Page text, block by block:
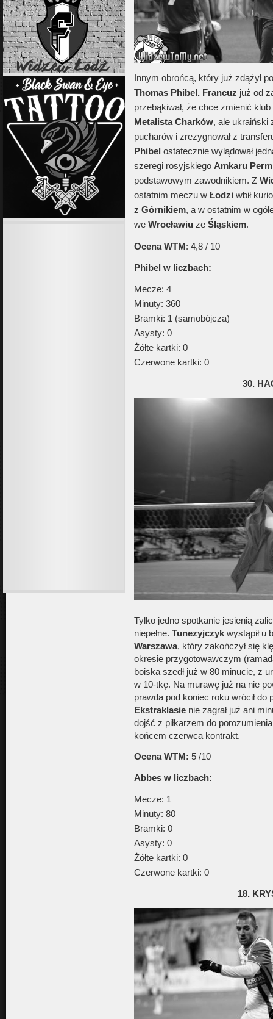
Innym obrońcą, który już zdążył
Thomas Phibel. Francuz już od
przebąkiwał, że chce zmienić
Metalista Charków, ale ukraiński
pucharów i zrezygnował z
Phibel ostatecznie wylądował
szeregi rosyjskiego Amkaru Perm
podstawowym zawodnikiem. Z
ostatnim meczu w Łodzi wbił
z Górnikiem, a w ostatnim w
we Wrocławiu ze Śląskiem.
Ocena WTM: 4,8 / 10
Phibel w liczbach:
Mecze: 4
Minuty: 360
Bramki: 1 (samobójcza)
Asysty: 0
Żółte kartki: 0
Czerwone kartki: 0
30.
Tylko jedno spotkanie jesienią
niepełne. Tunezyjczyk wystąpił u
Warszawa, który zakończył się
okresie przygotowawczym
boiska szedł już w 80 minucie, z
w 10-tkę. Na murawę już na nie
prawda pod koniec roku wrócił
Ekstraklasie nie zagrał już ani
dojść z piłkarzem do
końcem czerwca kontrakt.
Ocena WTM: 5 /10
Abbes w liczbach:
Mecze: 1
Minuty: 80
Bramki: 0
Asysty: 0
Żółte kartki: 0
Czerwone kartki: 0
18.